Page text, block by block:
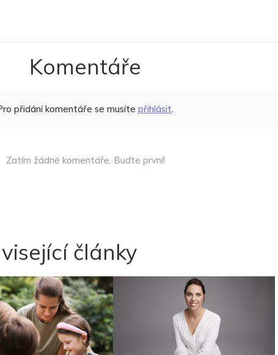
Komentáře
přidání komentáře se musíte přihlásit.
Zatím žádné komentáře. Buďte první!
články